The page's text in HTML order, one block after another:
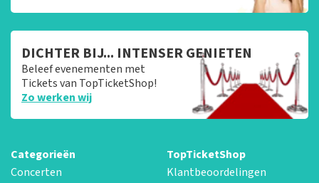
DICHTER BIJ... INTENSER GENIETEN
Beleef evenementen met
Tickets van TopTicketShop!
Zo werken wij
Categorieën
Concerten
TopTicketShop
Klantbeoordelingen